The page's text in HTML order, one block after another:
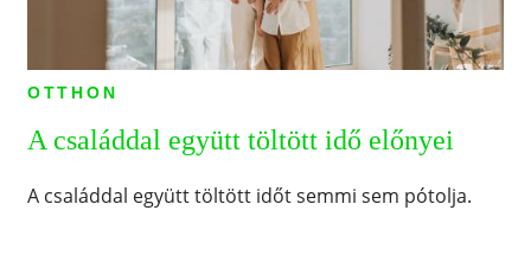
OTTHON
A családdal együtt töltött idő előnyei
A családdal együtt töltött időt semmi sem pótolja.